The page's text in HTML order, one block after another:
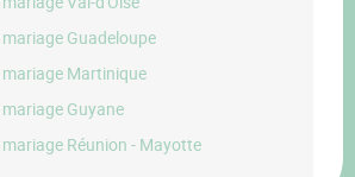
Guadeloupe
Martinique
Guyane
Réunion - Mayotte